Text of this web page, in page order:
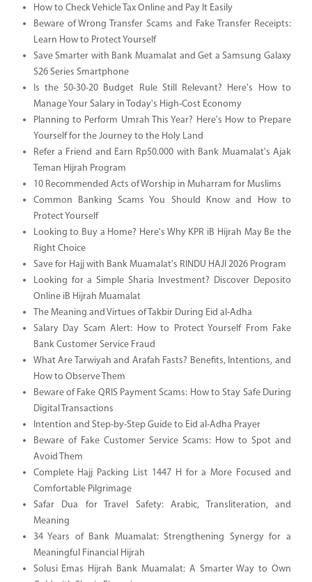
How to Check Vehicle Tax Online and Pay It Easily
Beware of Wrong Transfer Scams and Fake Transfer Receipts:
Learn How to Protect Yourself
Save Smarter with Bank Muamalat and Get a Samsung Galaxy
S26 Series Smartphone
Is the 50-30-20 Budget Rule Still Relevant? Here's How to
Manage Your Salary in Today's High-Cost Economy
Planning to Perform Umrah This Year? Here's How to Prepare
Yourself for the Journey to the Holy Land
Refer a Friend and Earn Rp50.000 with Bank Muamalat's Ajak
Teman Hijrah Program
10 Recommended Acts of Worship in Muharram for Muslims
Common Banking Scams You Should Know and How to
Protect Yourself
Looking to Buy a Home? Here's Why KPR iB Hijrah May Be the
Right Choice
Save for Hajj with Bank Muamalat's RINDU HAJI 2026 Program
Looking for a Simple Sharia Investment? Discover Deposito
Online iB Hijrah Muamalat
The Meaning and Virtues of Takbir During Eid al-Adha
Salary Day Scam Alert: How to Protect Yourself From Fake
Bank Customer Service Fraud
What Are Tarwiyah and Arafah Fasts? Benefits, Intentions, and
How to Observe Them
Beware of Fake QRIS Payment Scams: How to Stay Safe During
Digital Transactions
Intention and Step-by-Step Guide to Eid al-Adha Prayer
Beware of Fake Customer Service Scams: How to Spot and
Avoid Them
Complete Hajj Packing List 1447 H for a More Focused and
Comfortable Pilgrimage
Safar Dua for Travel Safety: Arabic, Transliteration, and
Meaning
34 Years of Bank Muamalat: Strengthening Synergy for a
Meaningful Financial Hijrah
Solusi Emas Hijrah Bank Muamalat: A Smarter Way to Own